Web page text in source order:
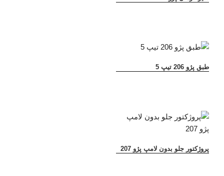
طبق پژو 206 تیپ 5
پروژکتور جلو بدون لامپ پژو 207